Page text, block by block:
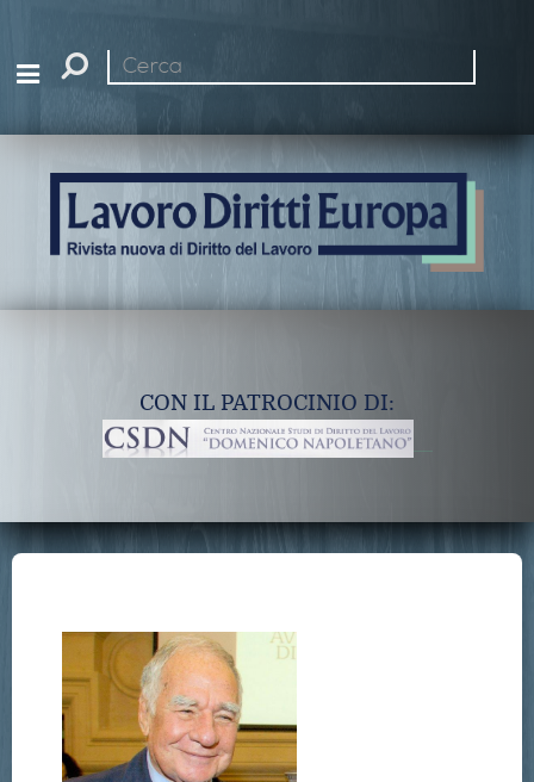
Cerca
CON IL PATROCINIO DI: